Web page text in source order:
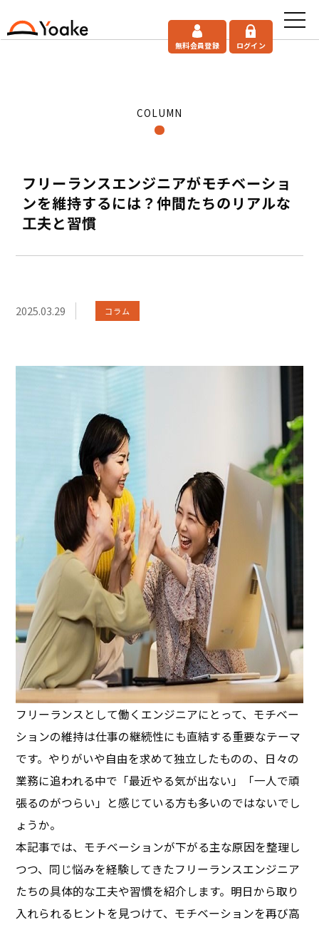
無料会員登録 ログイン
フリーランスエンジニアがモチベーショ
ンを維持するには？仲間たちのリアルな
工夫と習慣
COLUMN
2025.03.29 コラム
フリーランスとして働くエンジニアにとって、モチベー
ションの維持は仕事の継続性にも直結する重要なテーマ
です。やりがいや自由を求めて独立したものの、日々の
業務に追われる中で「最近やる気が出ない」「一人で頑
張るのがつらい」と感じている方も多いのではないでし
ょうか。
本記事では、モチベーションが下がる主な原因を整理し
つつ、同じ悩みを経験してきたフリーランスエンジニア
たちの具体的な工夫や習慣を紹介します。明日から取り
入れられるヒントを見つけて、モチベーションを再び高